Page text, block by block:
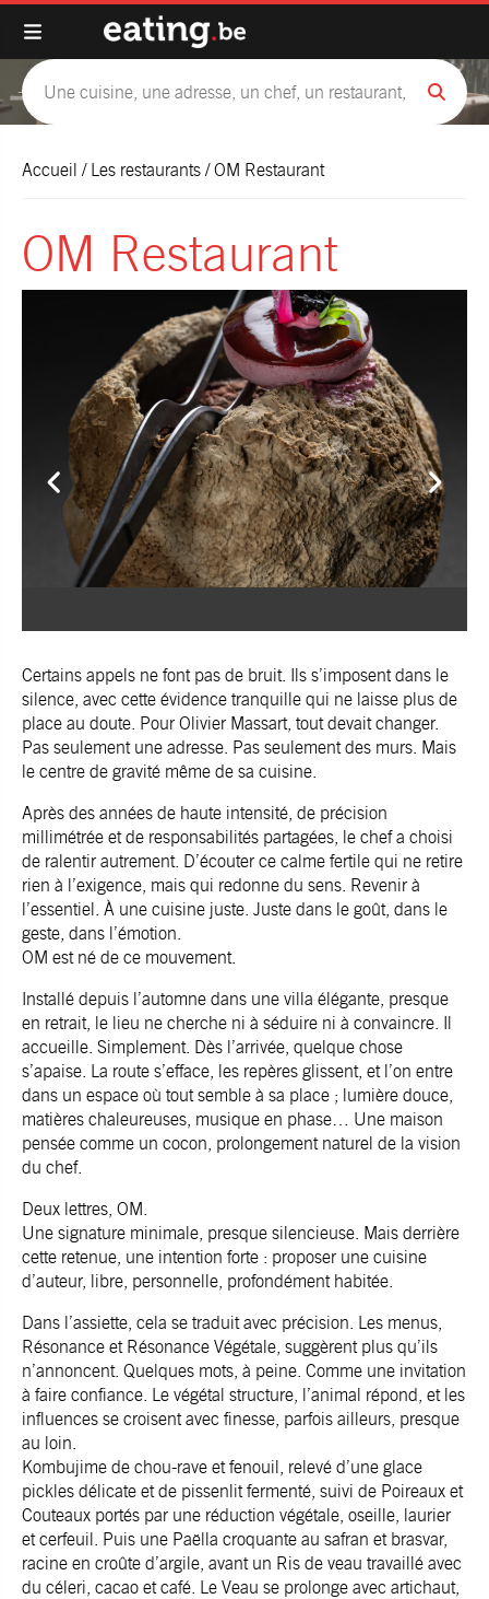
Accueil / Les restaurants /OM Restaurant
OM Restaurant
Certains appels ne font pas de bruit. Ils s’imposent dans le
silence, avec cette évidence tranquille qui ne laisse plus de
place au doute. Pour Olivier Massart, tout devait changer.
Pas seulement une adresse. Pas seulement des murs. Mais
le centre de gravité même de sa cuisine.
Après des années de haute intensité, de précision
millimétrée et de responsabilités partagées, le chef a choisi
de ralentir autrement. D’écouter ce calme fertile qui ne retire
rien à l’exigence, mais qui redonne du sens. Revenir à
l’essentiel. À une cuisine juste. Juste dans le goût, dans le
geste, dans l’émotion.
OM est né de ce mouvement.
Installé depuis l’automne dans une villa élégante, presque
en retrait, le lieu ne cherche ni à séduire ni à convaincre. Il
accueille. Simplement. Dès l’arrivée, quelque chose
s’apaise. La route s’efface, les repères glissent, et l’on entre
dans un espace où tout semble à sa place ; lumière douce,
matières chaleureuses, musique en phase… Une maison
pensée comme un cocon, prolongement naturel de la vision
du chef.
Deux lettres, OM.
Une signature minimale, presque silencieuse. Mais derrière
cette retenue, une intention forte : proposer une cuisine
d’auteur, libre, personnelle, profondément habitée.
Dans l’assiette, cela se traduit avec précision. Les menus,
Résonance et Résonance Végétale, suggèrent plus qu’ils
n’annoncent. Quelques mots, à peine. Comme une invitation
à faire confiance. Le végétal structure, l’animal répond, et les
influences se croisent avec finesse, parfois ailleurs, presque
au loin.
Kombujime de chou-rave et fenouil, relevé d’une glace
pickles délicate et de pissenlit fermenté, suivi de Poireaux et
Couteaux portés par une réduction végétale, oseille, laurier
et cerfeuil. Puis une Paëlla croquante au safran et brasvar,
racine en croûte d’argile, avant un Ris de veau travaillé avec
du céleri, cacao et café. Le Veau se prolonge avec artichaut,